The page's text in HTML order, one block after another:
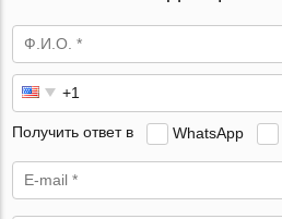
Получить ответ в WhatsApp